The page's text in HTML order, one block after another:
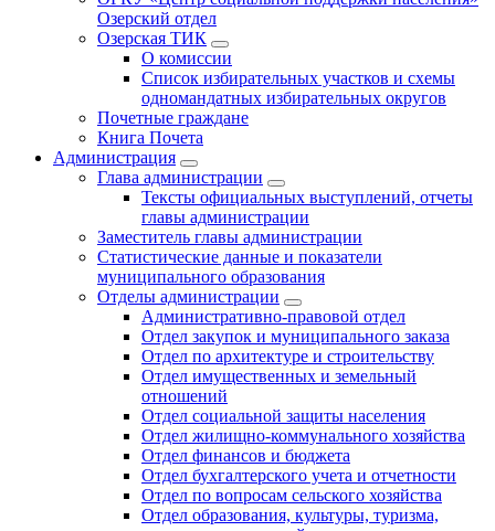
Озерский отдел
Озерская ТИК
О комиссии
Список избирательных участков и схемы
одномандатных избирательных округов
Почетные граждане
Книга Почета
Администрация
Глава администрации
Тексты официальных выступлений, отчеты
главы администрации
Заместитель главы администрации
Статистические данные и показатели
муниципального образования
Отделы администрации
Административно-правовой отдел
Отдел закупок и муниципального заказа
Отдел по архитектуре и строительству
Отдел имущественных и земельный
отношений
Отдел социальной защиты населения
Отдел жилищно-коммунального хозяйства
Отдел финансов и бюджета
Отдел бухгалтерского учета и отчетности
Отдел по вопросам сельского хозяйства
Отдел образования, культуры, туризма,